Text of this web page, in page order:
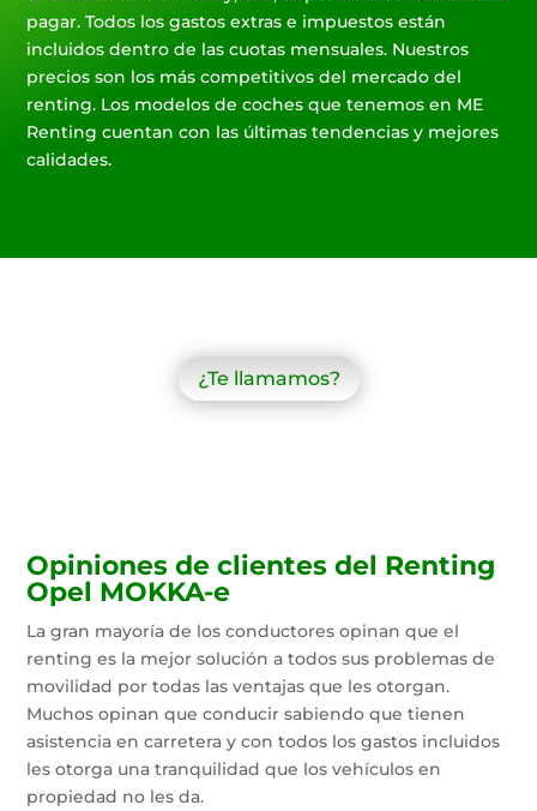
pagar. Todos los gastos extras e impuestos están
incluidos dentro de las cuotas mensuales. Nuestros
precios son los más competitivos del mercado del
renting. Los modelos de coches que tenemos en ME
Renting cuentan con las últimas tendencias y mejores
calidades.
¿Te llamamos?
Opiniones de clientes del Renting
Opel MOKKA-e
La gran mayoría de los conductores opinan que el
renting es la mejor solución a todos sus problemas de
movilidad por todas las ventajas que les otorgan.
Muchos opinan que conducir sabiendo que tienen
asistencia en carretera y con todos los gastos incluidos
les otorga una tranquilidad que los vehículos en
propiedad no les da.